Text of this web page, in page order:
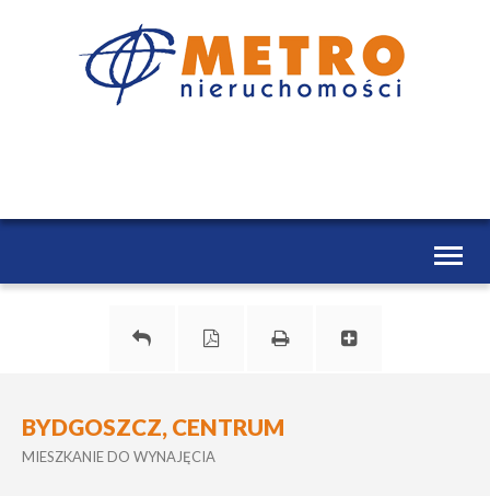
Toggle
BYDGOSZCZ, CENTRUM
MIESZKANIE DO WYNAJĘCIA